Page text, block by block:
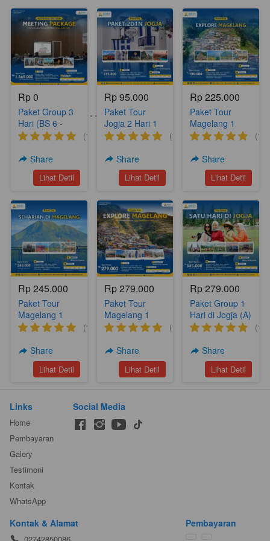
Paket Tour Lainnya . . . .
Rp 0
Paket Group 3
Hari (BS 6 -
Meeting
(1)
Share
`Lihat Detil
Rp 95.000
Paket Tour
Jogja 2 Hari 1
Malam Yogya
(1)
Share
`
Lihat Detil
Rp 225.000
Paket Tour
Magelang 1
hari (A18)
(1)
Share
`Lihat Detil
Rp 245.000
Paket Tour
Magelang 1
Hari (A17)
(1)
Share
`Lihat Detil
Rp 279.000
Paket Tour
Magelang 1
Hari Nepal Van
Nampan
Sukomakmur
(1)
Share
`
Lihat Detil
Rp 279.000
Paket Group 1
Hari di Jogja (A)
(1)
Share
`Lihat Detil
Links
Home
Pembayaran
Galery
Testimoni
Kontak
WhatsApp
Social Media
Kontak & Alamat Pembayaran